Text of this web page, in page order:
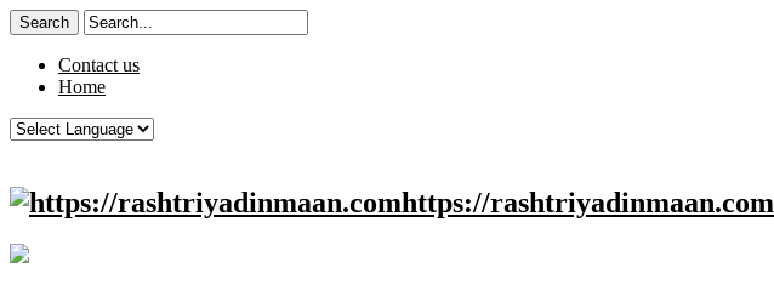
Contact us
Home
https://rashtriyadinmaan.com